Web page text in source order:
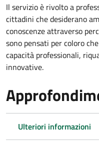
Il servizio è rivolto a
cittadini che desiderano
conoscenze attraverso
sono pensati per coloro
capacità professionali,
innovative.
Ulteriori informazioni